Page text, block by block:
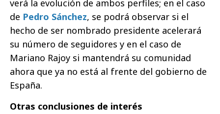
verá la evolución de ambos perfiles; en el caso
de Pedro Sánchez, se podrá observar si el
hecho de ser nombrado presidente acelerará
su número de seguidores y en el caso de
Mariano Rajoy si mantendrá su comunidad
ahora que ya no está al frente del gobierno de
España.
Otras conclusiones de interés